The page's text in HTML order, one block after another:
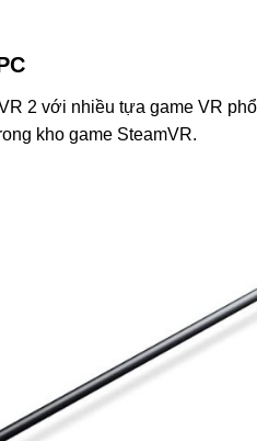
2 với nhiều tựa game VR
kho game SteamVR.